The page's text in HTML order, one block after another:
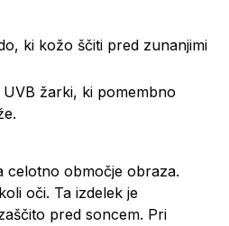
ki kožo ščiti pred zunanjimi
žarki, ki pomembno
celotno območje obraza.
oči. Ta izdelek je
pred soncem. Pri